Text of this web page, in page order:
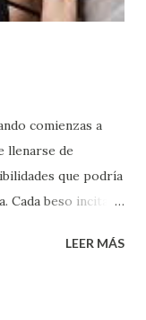
comienzas a
llenarse de
que podría
Cada beso incita
El problema es
LEER MÁS